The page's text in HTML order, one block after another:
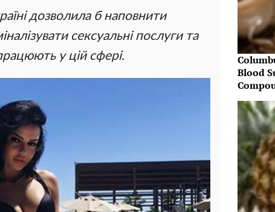
дозволила б наповнити
сексуальні послуги та
у цій сфері.
Blood